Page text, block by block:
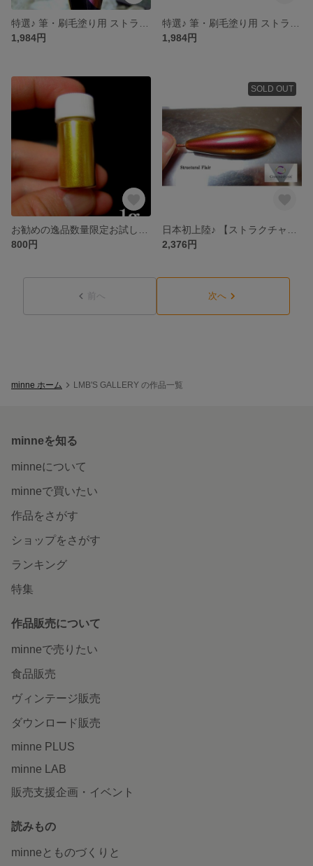
1,984円
1,984円
800円
SOLD OUT
2,376円
前へ 次へ
minne ホーム LMB'S GALLERY の作品一覧
minneを知る
minneについて
minneで買いたい
作品をさがす
ショップをさがす
ランキング
特集
作品販売について
minneで売りたい
食品販売
ヴィンテージ販売
ダウンロード販売
minne PLUS
minne LAB
販売支援企画・イベント
読みもの
minneとものづくりと